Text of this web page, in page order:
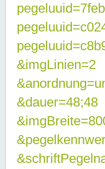
&imgLinien=2
&dauer=48;48